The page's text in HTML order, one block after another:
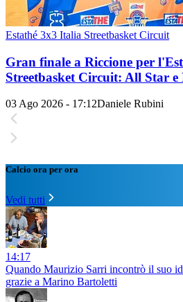
Estathé 3x3 Italia Streetbasket Circuit
Gran finale a Riccione per
Streetbasket Circuit: All Star
03 Ago 2026 - 17:12Daniele Rubini
Calcio ora per ora
Vedi tutti
14:17
Quando Maurizio Sarri incontrò il suo
grazie a Marino Bartoletti